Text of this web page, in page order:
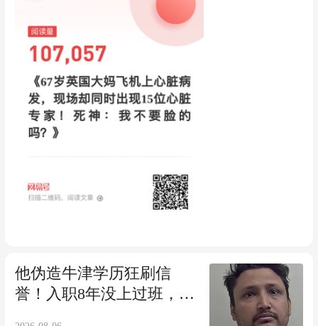
他伪造牛津学历狂刷信
誉！入职8年没上过班，却